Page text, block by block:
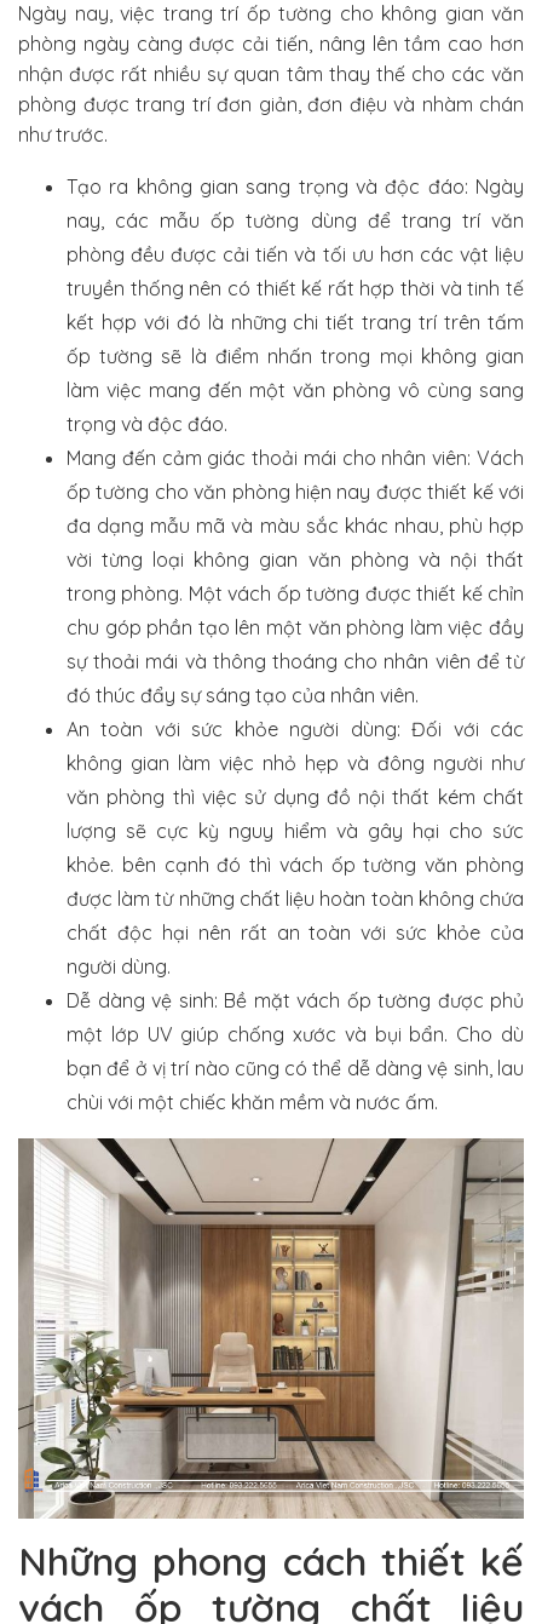
Ngày nay, việc trang trí ốp tường cho không gian văn
phòng ngày càng được cải tiến, nâng lên tầm cao hơn
nhận được rất nhiều sự quan tâm thay thế cho các văn
phòng được trang trí đơn giản, đơn điệu và nhàm chán
như trước.
Tạo ra không gian sang trọng và độc đáo: Ngày
nay, các mẫu ốp tường dùng để trang trí văn
phòng đều được cải tiến và tối ưu hơn các vật liệu
truyền thống nên có thiết kế rất hợp thời và tinh tế
kết hợp với đó là những chi tiết trang trí trên tấm
ốp tường sẽ là điểm nhấn trong mọi không gian
làm việc mang đến một văn phòng vô cùng sang
trọng và độc đáo.
Mang đến cảm giác thoải mái cho nhân viên: Vách
ốp tường cho văn phòng hiện nay được thiết kế với
đa dạng mẫu mã và màu sắc khác nhau, phù hợp
vời từng loại không gian văn phòng và nội thất
trong phòng. Một vách ốp tường được thiết kế chỉn
chu góp phần tạo lên một văn phòng làm việc đầy
sự thoải mái và thông thoáng cho nhân viên để từ
đó thúc đẩy sự sáng tạo của nhân viên.
An toàn với sức khỏe người dùng: Đối với các
không gian làm việc nhỏ hẹp và đông người như
văn phòng thì việc sử dụng đồ nội thất kém chất
lượng sẽ cực kỳ nguy hiểm và gây hại cho sức
khỏe. bên cạnh đó thì vách ốp tường văn phòng
được làm từ những chất liệu hoàn toàn không chứa
chất độc hại nên rất an toàn với sức khỏe của
người dùng.
Dễ dàng vệ sinh: Bề mặt vách ốp tường được phủ
một lớp UV giúp chống xước và bụi bẩn. Cho dù
bạn để ở vị trí nào cũng có thể dễ dàng vệ sinh, lau
chùi với một chiếc khăn mềm và nước ấm.
Những phong cách thiết kế
vách ốp tường chất liệu